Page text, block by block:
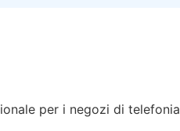
per i negozi di telefonia